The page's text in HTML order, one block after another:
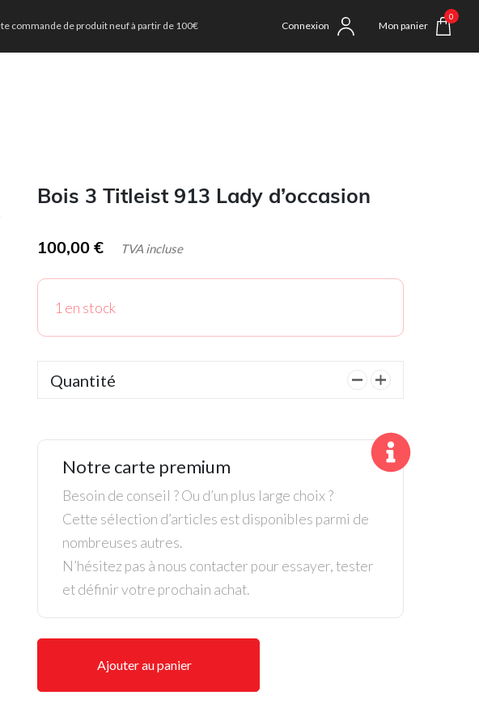
commande de produit neuf à partir de 100€ Connexion Mon panier
0
Bois 3 Titleist 913 Lady d’occasion
100,00€ TVA incluse
1 en stock
Quantité
quantité
3
Titleist
d'occasion
Notre carte premium
Besoin de conseil ? Ou d’un plus large choix ?
Cette sélection d’articles est disponibles parmi de
nombreuses autres.
N’hésitez pas à nous contacter pour essayer, tester
et définir votre prochain achat.
Ajouter au panier